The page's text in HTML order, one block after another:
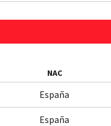
NAC
España
España